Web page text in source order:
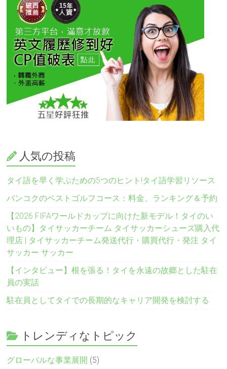
人気の投稿
タイ語を早く学ぶための5つのヒント!タイ語学習リソース
バンコクのベストゴルフコース：料金、ランキング＆予約
【2026 FIFAワールドカップに向けた新モデル！タイのい
いもの】タイサッカーチーム タイサッカーシューズ購入代
理店 | タイサッカーチーム発送代行・購買代行・発注 タイ
サッカー サッカー
【インタビュー】根を張る！タイを永遠の故郷とした駐在
員の実話
駐在員としてタイでの長期的なキャリア開発を検討する
トレンディなトピック
グローバルな事業展開 (5)